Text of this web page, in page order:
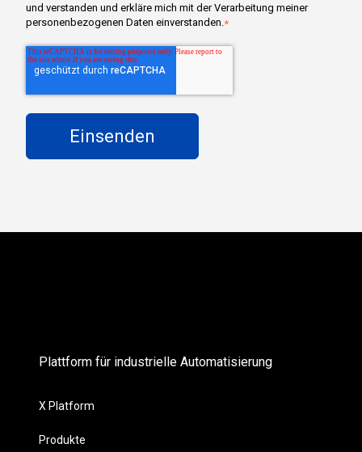
und verstanden und erkläre mich mit der Verarbeitung meiner
personenbezogenen Daten einverstanden. *
Plattform für industrielle Automatisierung
X Platform
Produkte